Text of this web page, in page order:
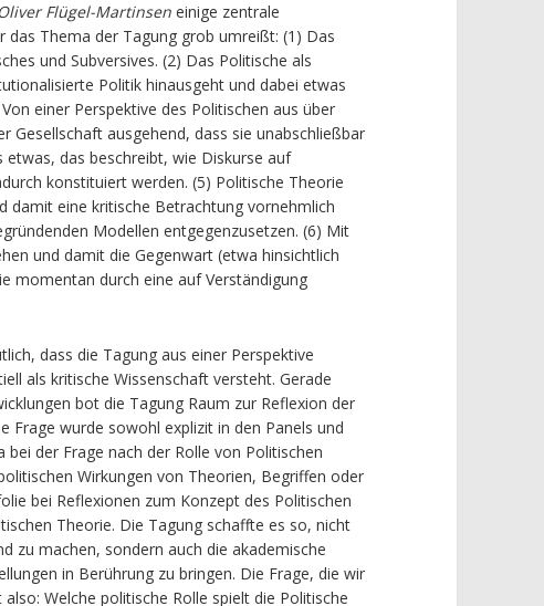
Oliver Flügel-Martinsen einige zentrale
Thema der Tagung grob umreißt: (1) Das
und Subversives. (2) Das Politische als
Politik hinausgeht und dabei etwas
einer Perspektive des Politischen aus über
Gesellschaft ausgehend, dass sie unabschließbar
das beschreibt, wie Diskurse auf
konstituiert werden. (5) Politische Theorie
damit eine kritische Betrachtung vornehmlich
Modellen entgegenzusetzen. (6) Mit
und damit die Gegenwart (etwa hinsichtlich
momentan durch eine auf Verständigung
dass die Tagung aus einer Perspektive
als kritische Wissenschaft versteht. Gerade
bot die Tagung Raum zur Reflexion der
Frage wurde sowohl explizit in den Panels und
der Frage nach der Rolle von Politischen
Wirkungen von Theorien, Begriffen oder
bei Reflexionen zum Konzept des Politischen
Theorie. Die Tagung schaffte es so, nicht
zu machen, sondern auch die akademische
in Berührung zu bringen. Die Frage, die wir
Welche politische Rolle spielt die Politische